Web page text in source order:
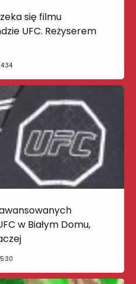
się filmu
UFC. Reżyserem
w Białym Domu,